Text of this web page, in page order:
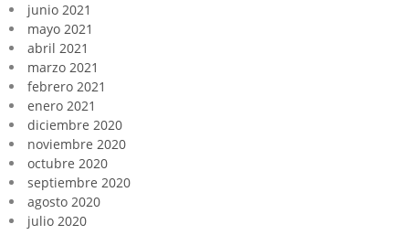
junio 2021
mayo 2021
abril 2021
marzo 2021
febrero 2021
enero 2021
diciembre 2020
noviembre 2020
octubre 2020
septiembre 2020
agosto 2020
julio 2020